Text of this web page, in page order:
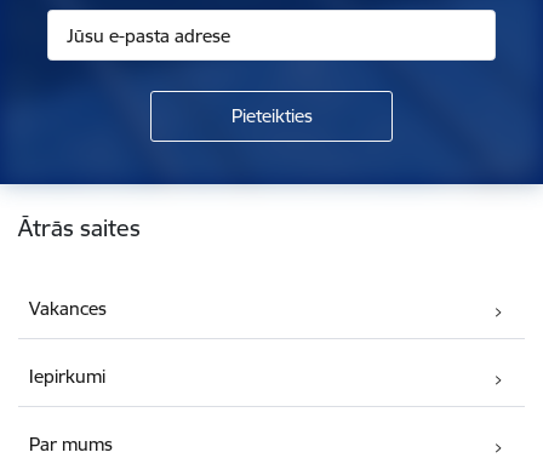
Kājene
Ātrās saites
Vakances
Iepirkumi
Par mums